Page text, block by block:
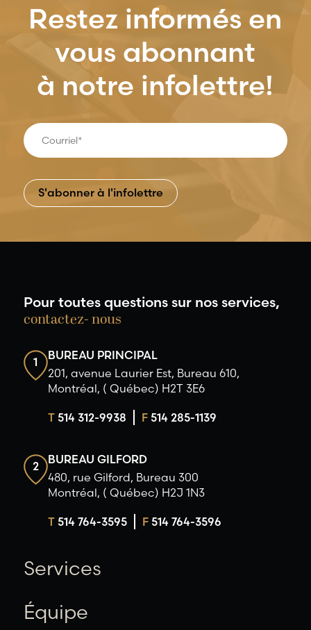
Restez informés en
vous abonnant
à notre infolettre!
Pour toutes questions sur nos services,
contactez- nous
1
BUREAU PRINCIPAL
201, avenue Laurier Est, Bureau 610,
Montréal, ( Québec) H2T 3E6
T514 312-9938 F514 285-1139
2
BUREAU GILFORD
480, rue Gilford, Bureau 300
Montréal, ( Québec) H2J 1N3
T514 764-3595 F514 764-3596
Services
Équipe